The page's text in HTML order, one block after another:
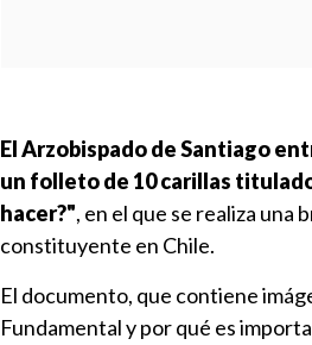
El Arzobispado de Santiago
un folleto de 10 carillas
hacer?", en el que se realiza una
constituyente en Chile.
El documento, que contiene
Fundamental y por qué es